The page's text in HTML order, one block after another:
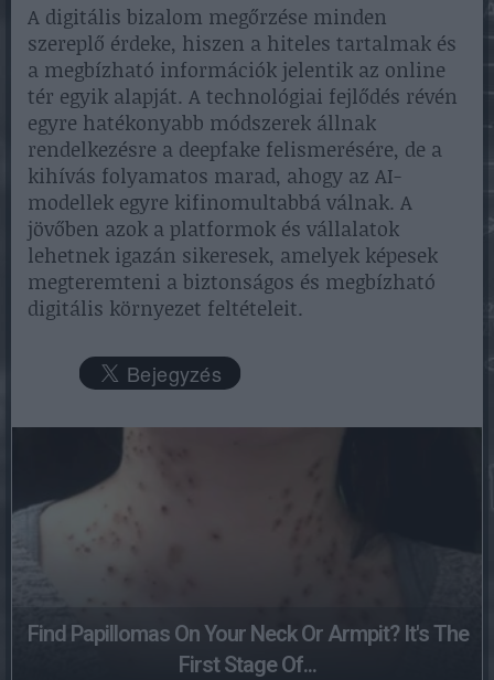
A digitális bizalom megőrzése minden
szereplő érdeke, hiszen a hiteles tartalmak és
a megbízható információk jelentik az online
tér egyik alapját. A technológiai fejlődés révén
egyre hatékonyabb módszerek állnak
rendelkezésre a deepfake felismerésére, de a
kihívás folyamatos marad, ahogy az AI-
modellek egyre kifinomultabbá válnak. A
jövőben azok a platformok és vállalatok
lehetnek igazán sikeresek, amelyek képesek
megteremteni a biztonságos és megbízható
digitális környezet feltételeit.
Find Papillomas On Your Neck Or Armpit? It's The
First Stage Of...